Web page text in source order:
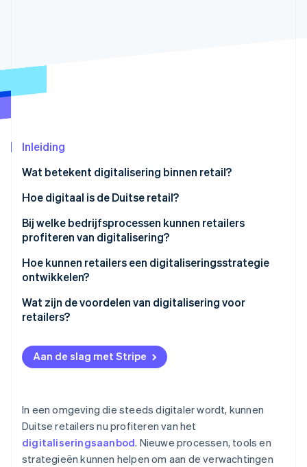
Identity
Ontdek hoe Stripe de economische
Inleiding
Wat betekent digitalisering binnen retail?
Hoe digitaal is de Duitse retail?
Bij welke bedrijfsprocessen kunnen retailers
profiteren van digitalisering?
Hoe kunnen retailers een digitaliseringsstrategie
ontwikkelen?
Wat zijn de voordelen van digitalisering voor
retailers?
Aan de slag met Stripe
In een omgeving die steeds digitaler wordt, kunnen
Duitse retailers nu profiteren van het
digitaliseringsaanbod. Nieuwe processen, tools en
strategieën kunnen helpen om aan de verwachtingen